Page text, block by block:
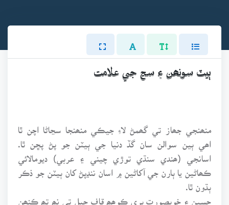
ٻيٽ سونھن ۽ سڃ جي علامت
منھنجي جھاز تي گھمڻ لاءِ جيڪي منھنجا سڃاڻا اچن ٿا
اھي ٻين سوالن سان گڏ دنيا جي ٻيٽن جو پڻ پڇن ٿا.
اسانجي (ھندي سنڌي توڙي چيني ۽ عربي) ديومالائي
ڪھاڻين يا ٻارن جي آکاڻين ۾ اسان ننڍپڻ کان ٻيٽن جو ذڪر
ٻڌون ٿا.
حسين ۽ خوبصورت پري ڪوھھ قاف جبل تي نھ تھ ڪنھن